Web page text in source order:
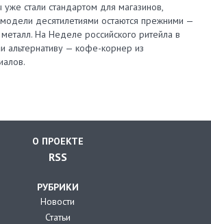
стали стандартом для магазинов,
десятилетиями остаются прежними —
На Неделе российского ритейла в
альтернативу — кофе-корнер из
О ПРОЕКТЕ
RSS
РУБРИКИ
Новости
Статьи